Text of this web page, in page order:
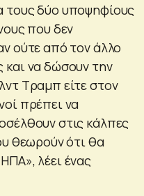
τους δύο υποψηφίους
που δεν
ούτε από τον άλλο
και να δώσουν την
Τραμπ είτε στον
πρέπει να
στις κάλπες
θεωρούν ότι θα
λέει ένας